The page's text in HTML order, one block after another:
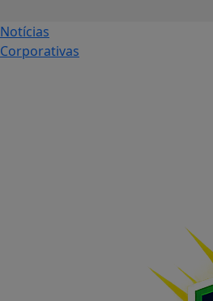
Notícias
Corporativas